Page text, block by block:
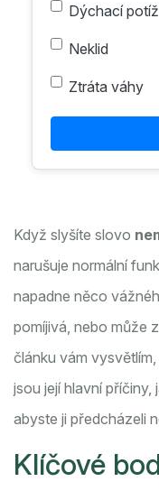
Dýchací
Neklid
Ztráta váhy
Když slyšíte slovo
narušuje normální
napadne něco
pomíjivá, nebo může
článku vám
jsou její hlavní
abyste ji předcházeli
Klíčové